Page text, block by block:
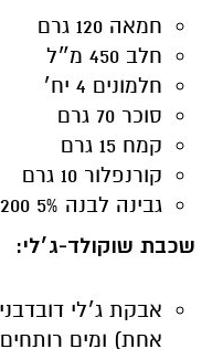
חמאה 120 גרם
חלב 450 מ״ל
חלמונים 4 יח׳
סוכר 70 גרם
קמח 15 גרם
קורנפלור 10 גרם
גבינה לבנה 5% 200 גרם
שכבת שוקולד-ג׳לי:
אחת) ומים רותחים 300 מ״ל